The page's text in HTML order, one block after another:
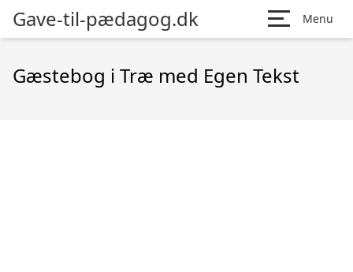
Gave-til-pædagog.dk Menu
Gæstebog i Træ med Egen Tekst